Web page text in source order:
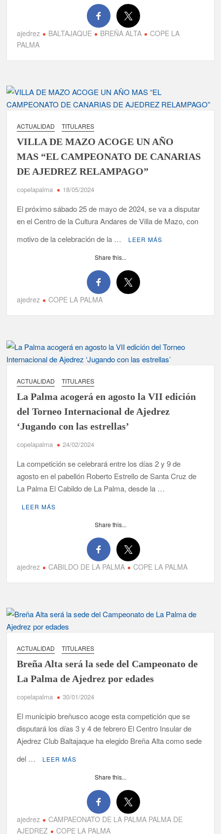
ajedrez BALTAJAQUE BREÑA ALTA
COPE LA
PALMA
ACTUALIDAD TITULARES
VILLA DE MAZO ACOGE UN AÑO
MAS “EL CAMPEONATO DE CANARIAS
DE AJEDREZ RELAMPAGO”
copelapalma 18/05/2024
El próximo sábado 25 de mayo de 2024, se va a disputar
en el Centro de la Cultura Andares de Villa de Mazo, con
motivo de la celebración de la …
LEER MÁS
Share this...
ajedrez COPE LA PALMA
ACTUALIDAD TITULARES
La Palma acogerá en agosto la VII edición
del Torneo Internacional de Ajedrez
‘Jugando con las estrellas’
copelapalma 24/02/2024
La competición se celebrará entre los días 2 y 9 de
agosto en el pabellón Roberto Estrello de Santa Cruz de
La Palma El Cabildo de La Palma, desde la …
LEER MÁS
Share this...
ajedrez CABILDO DE LA PALMA COPE LA PALMA
ACTUALIDAD TITULARES
Breña Alta será la sede del Campeonato de
La Palma de Ajedrez por edades
copelapalma 30/01/2024
El municipio breñusco acoge esta competición que se
disputará los días 3 y 4 de febrero El Centro Insular de
Ajedrez Club Baltajaque ha elegido Breña Alta como sede
del …
LEER MÁS
Share this...
ajedrez
CAMPAEONATO DE LA PALMA PALMA DE
AJEDREZ
COPE LA PALMA